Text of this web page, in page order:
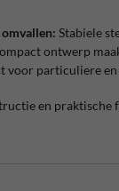
Stabiele
ontwerp
voor particuliere
en praktische